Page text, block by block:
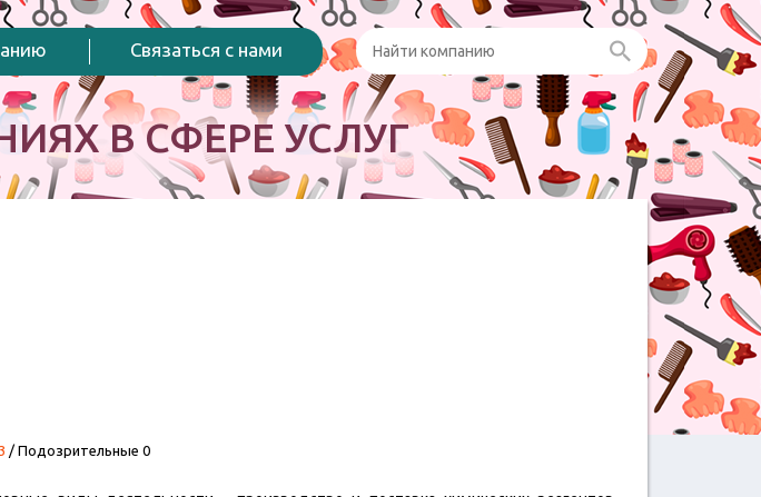
Связаться с нами
В СФЕРЕ УСЛУГ
/ Подозрительные 0